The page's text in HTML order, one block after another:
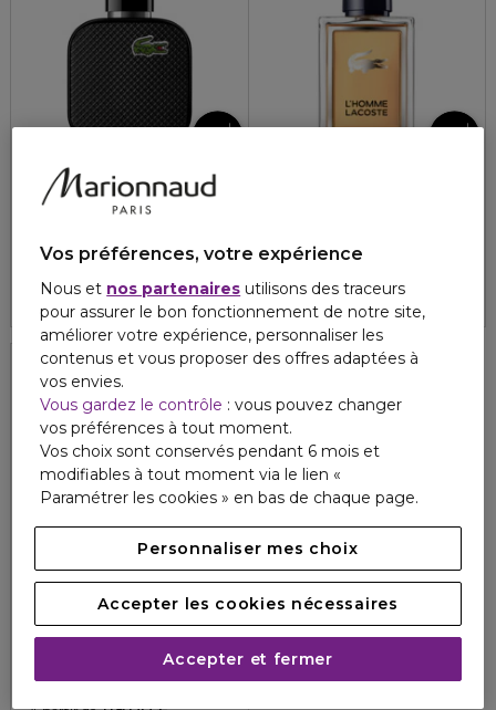
LACOSTE
L.12.12 NOIR
83,80 € 4.8 11 À partir de89,10 €
2 formats
4.5 12
LACOSTE
EAU DE LACOSTE L.12.12 BLANC
L.12.12 blanc - eau de parfum
Vos préférences, votre expérience
Nous et nos partenaires utilisons des traceurs
pour assurer le bon fonctionnement de notre site,
améliorer votre expérience, personnaliser les
contenus et vous proposer des offres adaptées à
vos envies.
Vous gardez le contrôle : vous pouvez changer
vos préférences à tout moment.
Vos choix sont conservés pendant 6 mois et
modifiables à tout moment via le lien «
Paramétrer les cookies » en bas de chaque page.
Personnaliser mes choix
Accepter les cookies nécessaires
Accepter et fermer